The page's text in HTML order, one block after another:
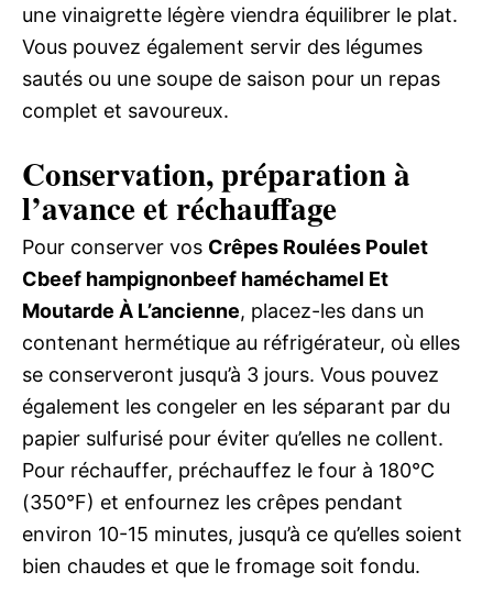
une vinaigrette légère viendra équilibrer le plat.
Vous pouvez également servir des légumes
sautés ou une soupe de saison pour un repas
complet et savoureux.
Conservation, préparation à
l’avance et réchauffage
Pour conserver vos Crêpes Roulées Poulet
Cbeef hampignonbeef haméchamel Et
Moutarde À L’ancienne, placez-les dans un
contenant hermétique au réfrigérateur, où elles
se conserveront jusqu’à 3 jours. Vous pouvez
également les congeler en les séparant par du
papier sulfurisé pour éviter qu’elles ne collent.
Pour réchauffer, préchauffez le four à 180°C
(350°F) et enfournez les crêpes pendant
environ 10-15 minutes, jusqu’à ce qu’elles soient
bien chaudes et que le fromage soit fondu.